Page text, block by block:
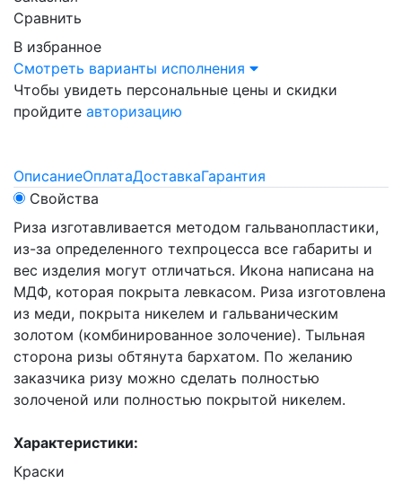
Сравнить
В избранное
Смотреть варианты исполнения
Чтобы увидеть персональные цены и скидки
пройдите авторизацию
ОписаниеОплатаДоставкаГарантия
Свойства
Риза изготавливается методом гальванопластики,
из-за определенного техпроцесса все габариты и
вес изделия могут отличаться. Икона написана на
МДФ, которая покрыта левкасом. Риза изготовлена
из меди, покрыта никелем и гальваническим
золотом (комбинированное золочение). Тыльная
сторона ризы обтянута бархатом. По желанию
заказчика ризу можно сделать полностью
золоченой или полностью покрытой никелем.
Характеристики:
Краски